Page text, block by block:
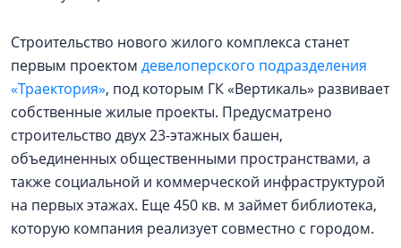
Строительство нового жилого комплекса станет
первым проектом девелоперского подразделения
«Траектория», под которым ГК «Вертикаль» развивает
собственные жилые проекты. Предусматрено
строительство двух 23-этажных башен,
объединенных общественными пространствами, а
также социальной и коммерческой инфраструктурой
на первых этажах. Еще 450 кв. м займет библиотека,
которую компания реализует совместно с городом.